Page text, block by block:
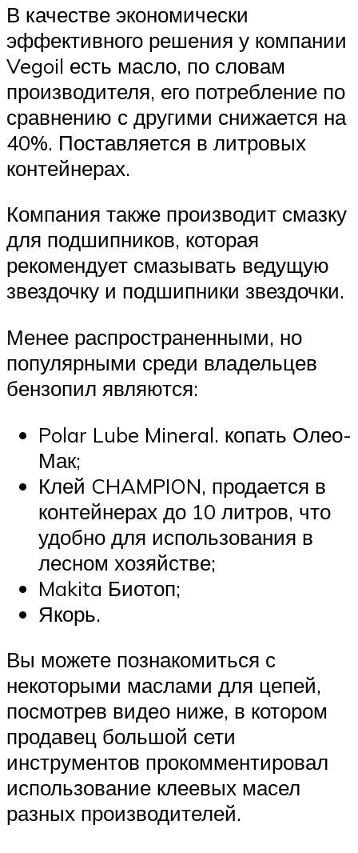
В качестве экономически
эффективного решения у компании
Vegoil есть масло, по словам
производителя, его потребление по
сравнению с другими снижается на
40%. Поставляется в литровых
контейнерах.
Компания также производит смазку
для подшипников, которая
рекомендует смазывать ведущую
звездочку и подшипники звездочки.
Менее распространенными, но
популярными среди владельцев
бензопил являются:
Polar Lube Mineral. копать Олео-
Мак;
Клей CHAMPION, продается в
контейнерах до 10 литров, что
удобно для использования в
лесном хозяйстве;
Makita Биотоп;
Якорь.
Вы можете познакомиться с
некоторыми маслами для цепей,
посмотрев видео ниже, в котором
продавец большой сети
инструментов прокомментировал
использование клеевых масел
разных производителей.